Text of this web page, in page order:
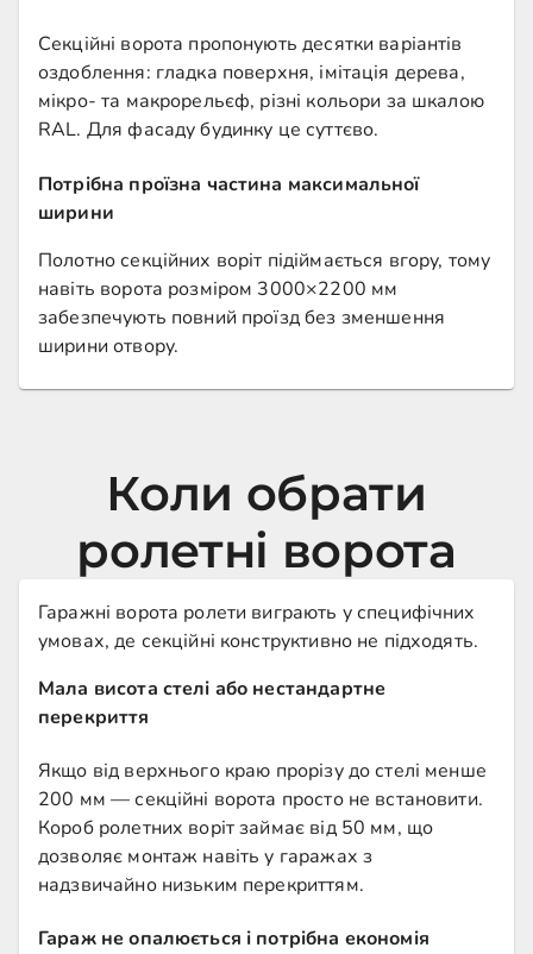
Секційні ворота пропонують десятки варіантів
оздоблення: гладка поверхня, імітація дерева,
мікро- та макрорельєф, різні кольори за шкалою
RAL. Для фасаду будинку це суттєво.
Потрібна проїзна частина максимальної
ширини
Полотно секційних воріт підіймається вгору, тому
навіть ворота розміром 3000×2200 мм
забезпечують повний проїзд без зменшення
ширини отвору.
Коли обрати
ролетні ворота
Гаражні ворота ролети виграють у специфічних
умовах, де секційні конструктивно не підходять.
Мала висота стелі або нестандартне
перекриття
Якщо від верхнього краю прорізу до стелі менше
200 мм — секційні ворота просто не встановити.
Короб ролетних воріт займає від 50 мм, що
дозволяє монтаж навіть у гаражах з
надзвичайно низьким перекриттям.
Гараж не опалюється і потрібна економія